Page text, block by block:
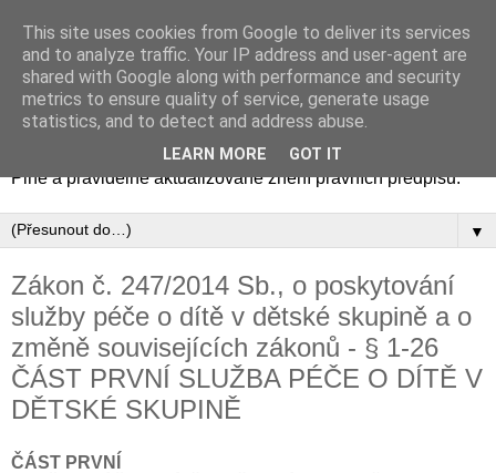
Zákony - aktuální znění
právních předpisů
Zákony, zákoníky, vyhlášky, nařízení a další právní předpisy.
Plné a pravidelně aktualizované znění právních předpisů.
▼
Zákon č. 247/2014 Sb., o poskytování
služby péče o dítě v dětské skupině a o
změně souvisejících zákonů - § 1-26
ČÁST PRVNÍ SLUŽBA PÉČE O DÍTĚ V
DĚTSKÉ SKUPINĚ
ČÁST PRVNÍ
This site uses cookies from Google to deliver its services
and to analyze traffic. Your IP address and user-agent are
shared with Google along with performance and security
metrics to ensure quality of service, generate usage
statistics, and to detect and address abuse.
LEARN MORE GOT IT